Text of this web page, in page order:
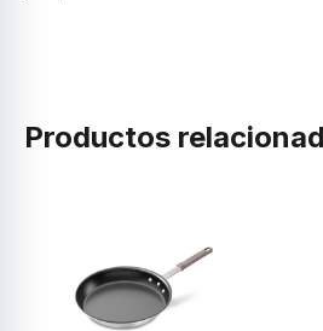
Productos